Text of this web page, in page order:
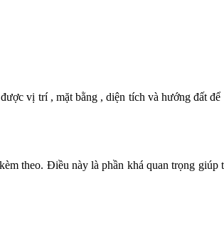
vị trí , mặt bằng , diện tích và hướng đất
theo. Điều này là phần khá quan trọng